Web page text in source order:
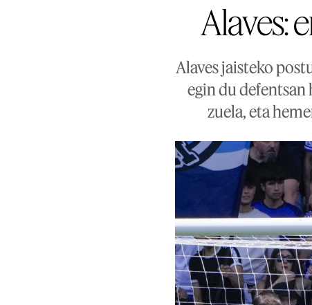
Alaves:
Alaves jaisteko
egin du defentsan
zuela, eta